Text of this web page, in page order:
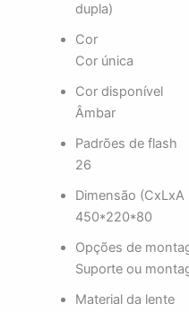
dupla)
Cor
Cor única
Cor disponível
Âmbar
Padrões de flash
26
Dimensão (CxLxA
450*220*80
Opções de
Suporte ou
Material da lente